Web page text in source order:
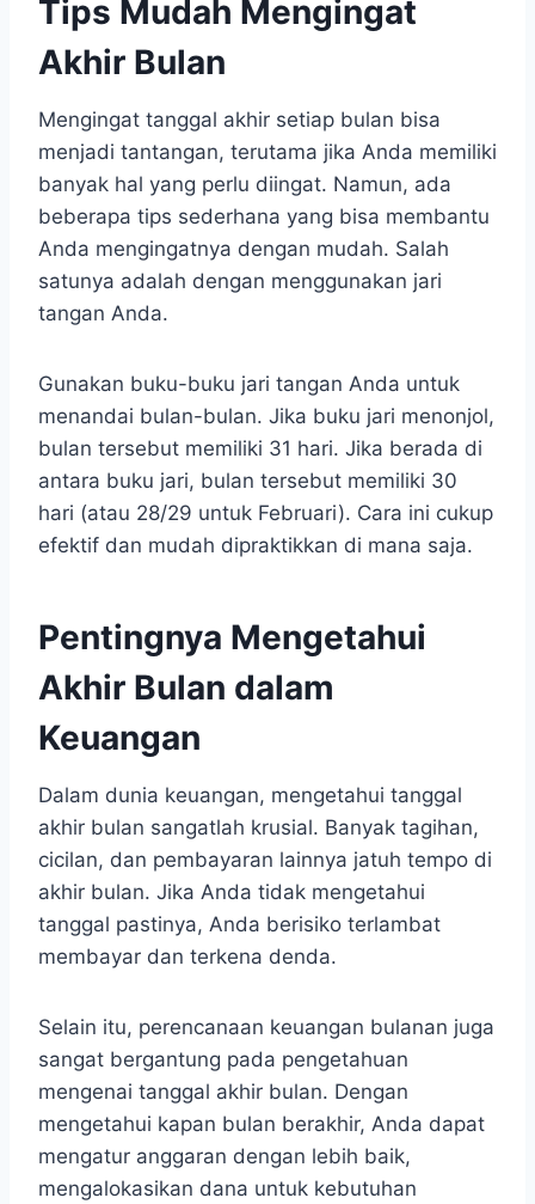
Tips Mudah Mengingat
Akhir Bulan
Mengingat tanggal akhir setiap bulan bisa
menjadi tantangan, terutama jika Anda memiliki
banyak hal yang perlu diingat. Namun, ada
beberapa tips sederhana yang bisa membantu
Anda mengingatnya dengan mudah. Salah
satunya adalah dengan menggunakan jari
tangan Anda.
Gunakan buku-buku jari tangan Anda untuk
menandai bulan-bulan. Jika buku jari menonjol,
bulan tersebut memiliki 31 hari. Jika berada di
antara buku jari, bulan tersebut memiliki 30
hari (atau 28/29 untuk Februari). Cara ini cukup
efektif dan mudah dipraktikkan di mana saja.
Pentingnya Mengetahui
Akhir Bulan dalam
Keuangan
Dalam dunia keuangan, mengetahui tanggal
akhir bulan sangatlah krusial. Banyak tagihan,
cicilan, dan pembayaran lainnya jatuh tempo di
akhir bulan. Jika Anda tidak mengetahui
tanggal pastinya, Anda berisiko terlambat
membayar dan terkena denda.
Selain itu, perencanaan keuangan bulanan juga
sangat bergantung pada pengetahuan
mengenai tanggal akhir bulan. Dengan
mengetahui kapan bulan berakhir, Anda dapat
mengatur anggaran dengan lebih baik,
mengalokasikan dana untuk kebutuhan